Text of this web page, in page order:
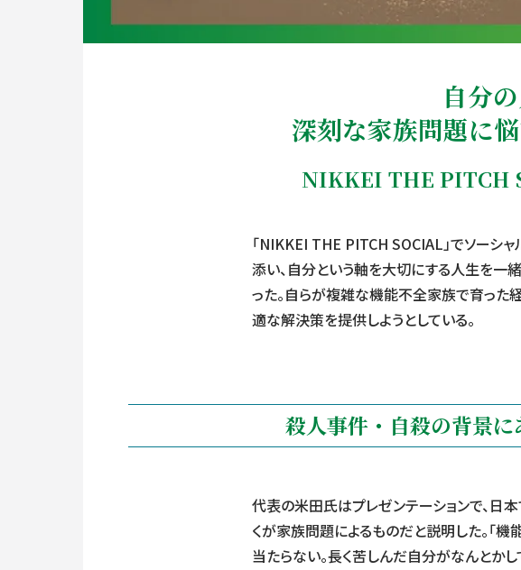
自分
深刻な家族問題に
NIKKEI THE PITCH
「NIKKEI THE PITCH SOCIAL」でソーシ
添い、自分という軸を大切にする人生を一
った。自らが複雑な機能不全家族で育った
適な解決策を提供しようとしている。
殺人事件・自殺の背景
代表の米田氏はプレゼンテーションで、日
くが家族問題によるものだと説明した。「
当たらない。長く苦しんだ自分がなんとか